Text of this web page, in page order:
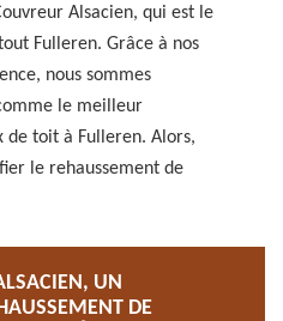
Alsacien, qui est le
Fulleren. Grâce à nos
nous sommes
le meilleur
de toit à Fulleren. Alors,
le rehaussement de
UN
DE